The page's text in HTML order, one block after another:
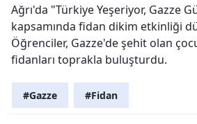
Ağrı'da "Türkiye Yeşeriyor, Gazze
kapsamında fidan dikim etkinliği
Öğrenciler, Gazze'de şehit olan
fidanları toprakla buluşturdu.
#Gazze #Fidan